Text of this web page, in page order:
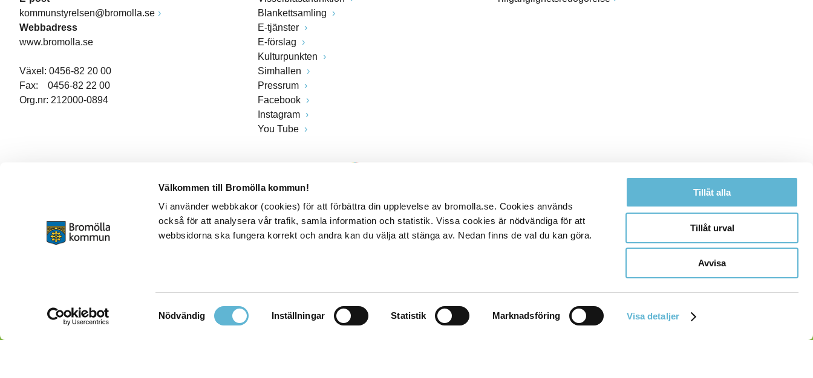
Välkommen till Bromölla kommun!
Vi använder webbkakor (cookies) för att förbättra din upplevelse av bromolla.se. Cookies används
också för att analysera vår trafik, samla information och statistik. Vissa cookies är nödvändiga för att
webbsidorna ska fungera korrekt och andra kan du välja att stänga av. Nedan finns de val du kan göra.
Samtyckesval
Nödvändig Inställningar Statistik Marknadsföring Visa detaljer
Tillåt alla
Tillåt urval
Avvisa
kommunstyrelsen@bromolla.se
Webbadress
www.bromolla.se
Växel: 0456-82 20 00
Fax: 0456-82 22 00
Org.nr: 212000-0894
Blankettsamling
E-tjänster
E-förslag
Kulturpunkten
Simhallen
Pressrum
Facebook
Instagram
You Tube